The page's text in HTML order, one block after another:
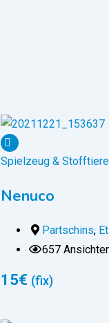
Spielzeug & Stofftiere
Nenuco
Partschins,
657
15€ (fix)